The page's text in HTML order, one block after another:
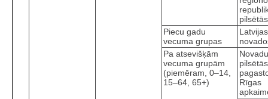
pilsētās
Piecu gadu
vecuma grupas
Latvijas
Pa atsevišķām
vecuma grupām
(piemēram, 0–14,
15–64, 65+)
Novadu
Rīgas